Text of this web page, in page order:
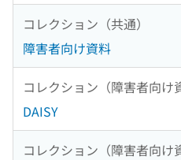
コレクション（共通）
障害者向け資料
コレクション（障害者向け
DAISY
コレクション（障害者向け